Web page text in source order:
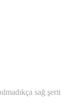
sağ şerit